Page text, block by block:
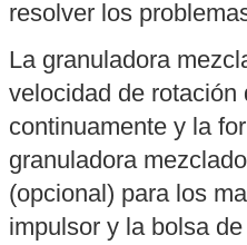
resolver los
La granuladora
velocidad de rotación
continuamente y la
granuladora
(opcional) para los
impulsor y la bolsa